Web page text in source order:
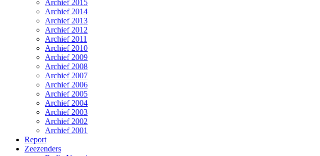
Archief 2015
Archief 2014
Archief 2013
Archief 2012
Archief 2011
Archief 2010
Archief 2009
Archief 2008
Archief 2007
Archief 2006
Archief 2005
Archief 2004
Archief 2003
Archief 2002
Archief 2001
Report
Zeezenders